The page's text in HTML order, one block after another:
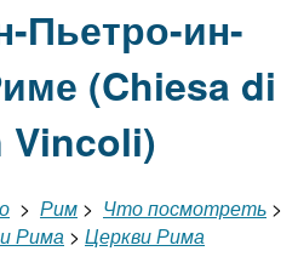
Пьетро-ин-
(Chiesa di
Vincoli)
> Рим > Что посмотреть >
Рима > Церкви Рима